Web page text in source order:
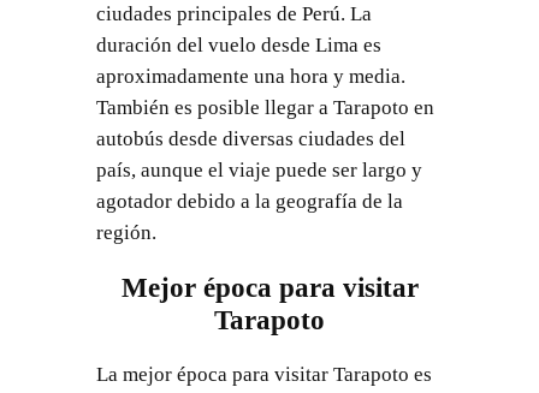
ciudades principales de Perú. La
duración del vuelo desde Lima es
aproximadamente una hora y media.
También es posible llegar a Tarapoto en
autobús desde diversas ciudades del
país, aunque el viaje puede ser largo y
agotador debido a la geografía de la
región.
Mejor época para visitar
Tarapoto
La mejor época para visitar Tarapoto es